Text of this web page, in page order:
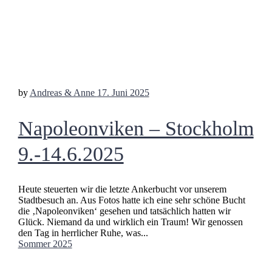
byAndreas & Anne 17. Juni 2025
Napoleonviken – Stockholm
9.-14.6.2025
Heute steuerten wir die letzte Ankerbucht vor unserem
Stadtbesuch an. Aus Fotos hatte ich eine sehr schöne Bucht
die ‚Napoleonviken‘ gesehen und tatsächlich hatten wir
Glück. Niemand da und wirklich ein Traum! Wir genossen
den Tag in herrlicher Ruhe, was...
Sommer 2025